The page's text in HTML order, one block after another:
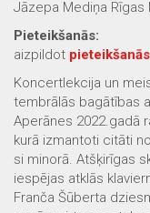
Jāzepa Mediņa
Pieteikšanās:
aizpildot
Koncertlekcija un
tembrālās bagātības
Aperānes 2022.gadā
kurā izmantoti citāti
si minorā. Atšķirīgas
iespējas atklās
Franča Šūberta